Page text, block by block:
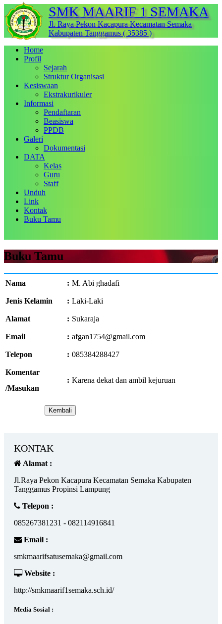
SMK MAARIF 1 SEMAKA
Jl. Raya Pekon Kacapura Kecamatan Semaka
Kabupaten Tanggamus ( 35385 )
Home
Profil
Sejarah
Struktur Organisasi
Kesiswaan
Ekstrakurikuler
Informasi
Pendaftaran
Beasiswa
PPDB
Galeri
Dokumentasi
DATA
Kelas
Guru
Staff
Unduh
Link
Kontak
Buku Tamu
Buku Tamu
Nama : M. Abi ghadafi
Jenis Kelamin : Laki-Laki
Alamat : Sukaraja
Email : afgan1754@gmail.com
Telepon : 085384288427
Komentar
/Masukan
: Karena dekat dan ambil kejuruan
KONTAK
Alamat :
Jl.Raya Pekon Kacapura Kecamatan Semaka Kabupaten
Tanggamus Propinsi Lampung
Telepon :
085267381231 - 082114916841
Email :
smkmaarifsatusemaka@gmail.com
Website :
http://smkmaarif1semaka.sch.id/
Media Sosial :